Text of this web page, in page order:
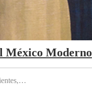
México Moderno